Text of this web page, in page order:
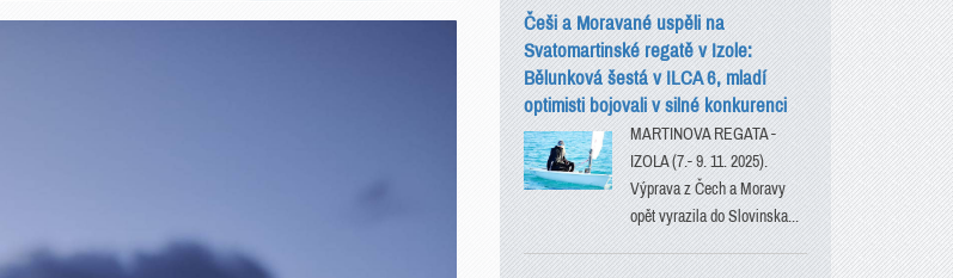
Češi a Moravané uspěli na
Svatomartinské regatě v Izole:
Bělunková šestá v ILCA 6, mladí
optimisti bojovali v silné konkurenci
MARTINOVA REGATA -
IZOLA (7.- 9. 11. 2025).
Výprava z Čech a Moravy
opět vyrazila do Slovinska...